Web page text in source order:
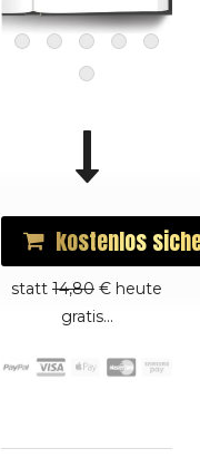
kostenlos
statt 14,80 € heute
gratis...